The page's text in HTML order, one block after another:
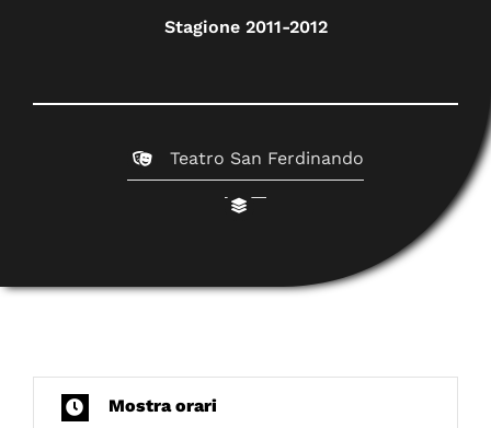
Stagione 2011-2012
Teatro San Ferdinando
Mostra orari